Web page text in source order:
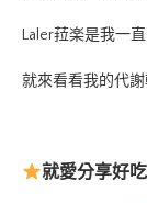
Laler菈楽是我一
就來看看我的代
就愛分享好